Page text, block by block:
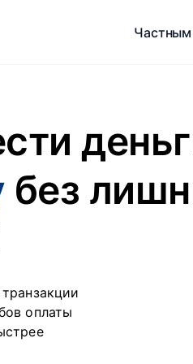
без
оплаты